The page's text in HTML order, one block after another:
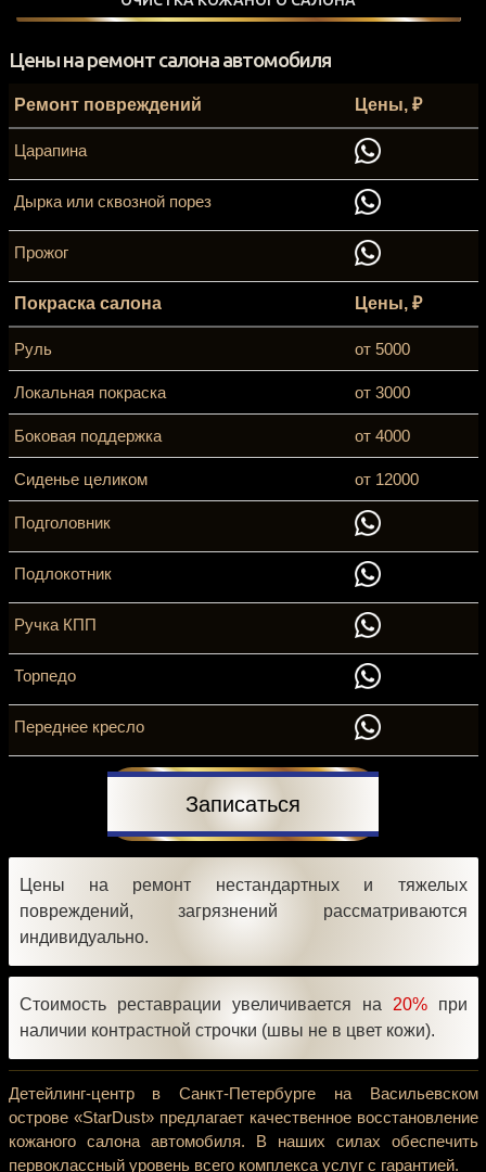
Цены на ремонт салона автомобиля
Ремонт повреждений Цены, ₽
Царапина
Дырка или сквозной порез
Прожог
Покраска салона Цены, ₽
Руль от 5000
Локальная покраска от 3000
Боковая поддержка от 4000
Сиденье целиком от 12000
Подголовник
Подлокотник
Ручка КПП
Торпедо
Переднее кресло
Записаться
Цены на ремонт нестандартных и тяжелых
повреждений, загрязнений рассматриваются
индивидуально.
Стоимость реставрации увеличивается на 20%при
наличии контрастной строчки (швы не в цвет кожи).
Детейлинг-центр в Санкт-Петербурге на Васильевском
острове «StarDust» предлагает качественное восстановление
кожаного салона автомобиля. В наших силах обеспечить
первоклассный уровень всего комплекса услуг с гарантией.